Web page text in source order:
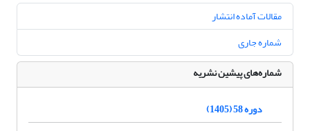
مقالات آماده انتشار
شماره جاری
شماره‌های پیشین نشریه
دوره 58 (1405)